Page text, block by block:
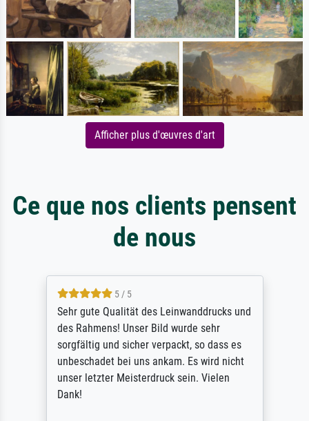
Afficher plus d'œuvres d'art
Ce que nos clients pensent
de nous
5 / 5
Sehr gute Qualität des Leinwanddrucks und
des Rahmens! Unser Bild wurde sehr
sorgfältig und sicher verpackt, so dass es
unbeschadet bei uns ankam. Es wird nicht
unser letzter Meisterdruck sein. Vielen
Dank!